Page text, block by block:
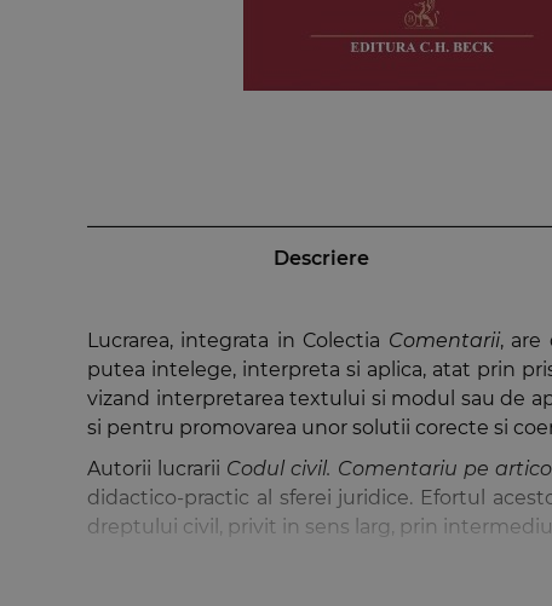
Descriere
Lucrarea, integrata in Colectia Comentarii,
putea intelege, interpreta si aplica, atat prin
vizand interpretarea textului si modul sau de
si pentru promovarea unor solutii corecte si
Autorii lucrarii Codul civil. Comentariu pe
didactico-practic al sferei juridice. Efortul
dreptului civil, privit in sens larg, prin